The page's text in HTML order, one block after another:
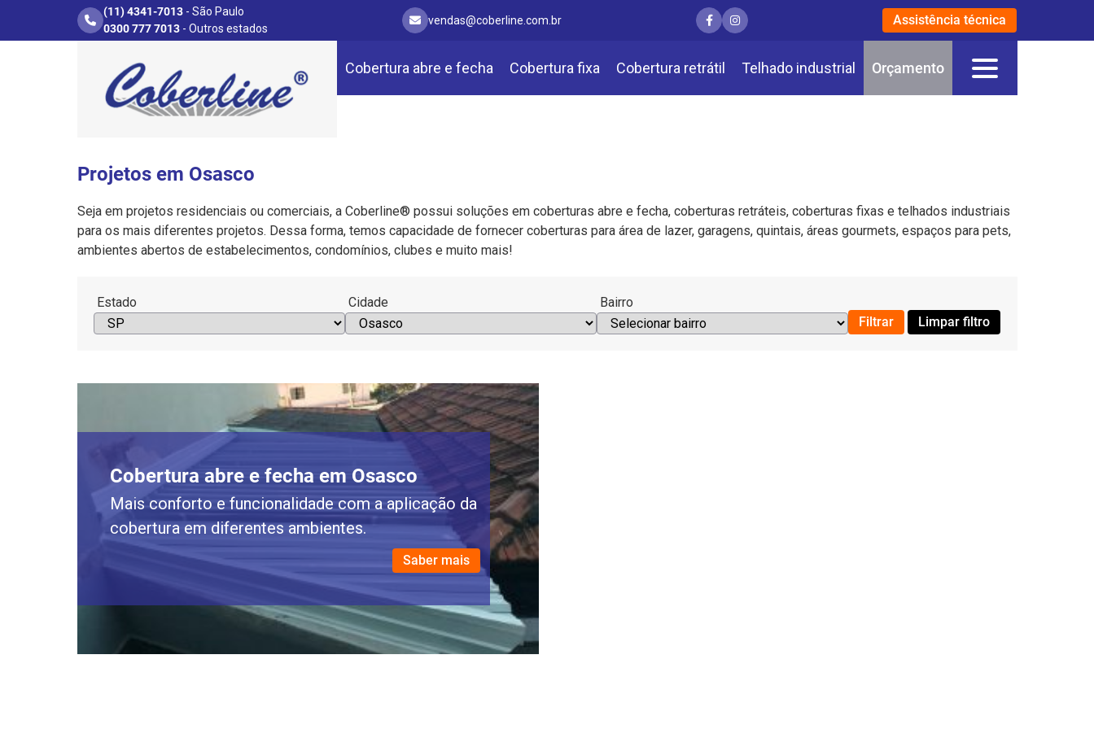
(11) 4341-7013- São Paulo
0300 777 7013- Outros estados
vendas@coberline.com.br Assistência técnica
Cobertura abre e fecha Cobertura fixa Cobertura retrátil Telhado industrial Orçamento
Projetos em Osasco
Seja em projetos residenciais ou comerciais, a Coberline® possui soluções em coberturas abre e fecha, coberturas retráteis, coberturas fixas e telhados industriais
para os mais diferentes projetos. Dessa forma, temos capacidade de fornecer coberturas para área de lazer, garagens, quintais, áreas gourmets, espaços para pets,
ambientes abertos de estabelecimentos, condomínios, clubes e muito mais!
Estado Cidade
Bairro
Filtrar
Limpar filtro
Cobertura abre e fecha em Osasco
Mais conforto e funcionalidade com a aplicação da
cobertura em diferentes ambientes.
Saber mais